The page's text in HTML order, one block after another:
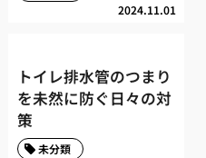
2024.11.01
トイレ排水管のつまり
を未然に防ぐ日々の対
策
未分類